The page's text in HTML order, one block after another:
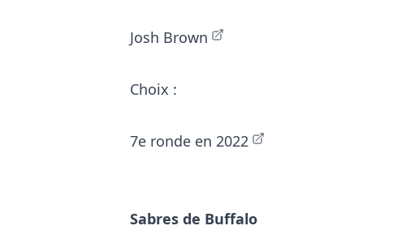
Josh Brown
Choix :
7e ronde en 2022
Sabres de Buffalo